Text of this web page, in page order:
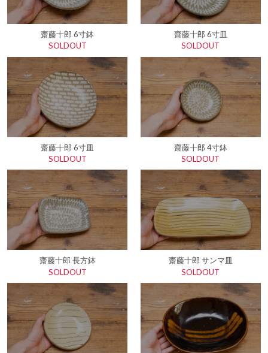
齋藤十郎 6寸鉢
SOLDOUT
齋藤十郎 6寸皿
SOLDOUT
齋藤十郎 6寸皿
SOLDOUT
齋藤十郎 4寸鉢
SOLDOUT
齋藤十郎 長方鉢
SOLDOUT
齋藤十郎 サンマ皿
SOLDOUT